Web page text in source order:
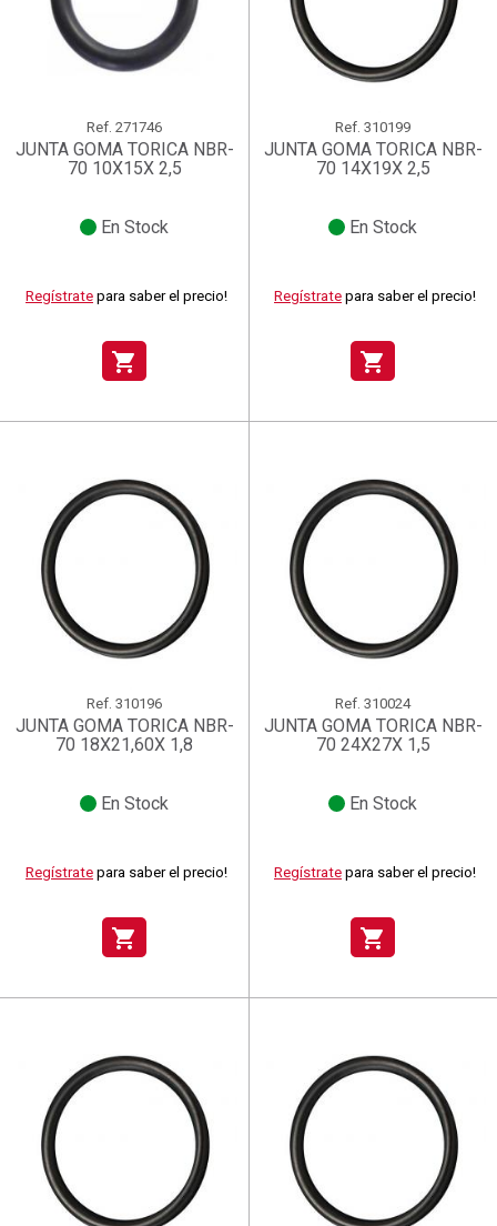
Ref. 271746
JUNTA GOMA TORICA NBR-
70 10X15X 2,5
En Stock
Regístrate para saber el precio!
shopping_cart
Ref. 310199
JUNTA GOMA TORICA NBR-
70 14X19X 2,5
En Stock
Regístrate para saber el precio!
shopping_cart
Ref. 310196
JUNTA GOMA TORICA NBR-
70 18X21,60X 1,8
En Stock
Regístrate para saber el precio!
shopping_cart
Ref. 310024
JUNTA GOMA TORICA NBR-
70 24X27X 1,5
En Stock
Regístrate para saber el precio!
shopping_cart